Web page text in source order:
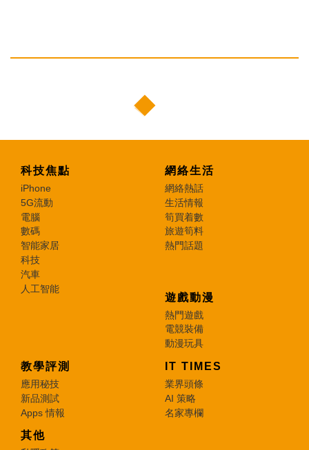
科技焦點
iPhone
5G流動
電腦
數碼
智能家居
科技
汽車
人工智能
網絡生活
網絡熱話
生活情報
筍買着數
旅遊筍料
熱門話題
遊戲動漫
熱門遊戲
電競裝備
動漫玩具
教學評測
應用秘技
新品測試
Apps 情報
IT TIMES
業界頭條
AI 策略
名家專欄
其他